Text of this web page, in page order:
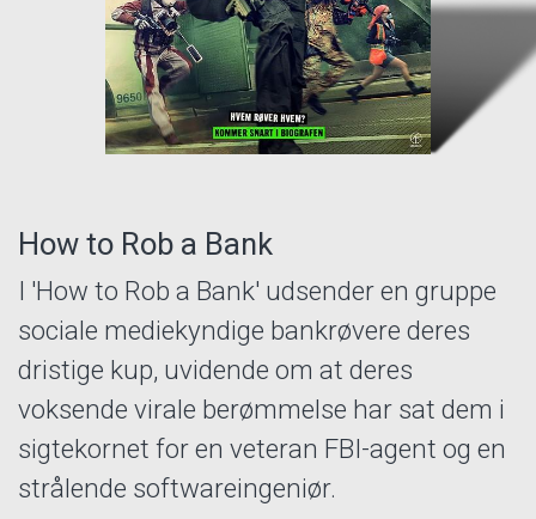
How to Rob a Bank
I 'How to Rob a Bank' udsender en gruppe
sociale mediekyndige bankrøvere deres
dristige kup, uvidende om at deres
voksende virale berømmelse har sat dem i
sigtekornet for en veteran FBI-agent og en
strålende softwareingeniør.